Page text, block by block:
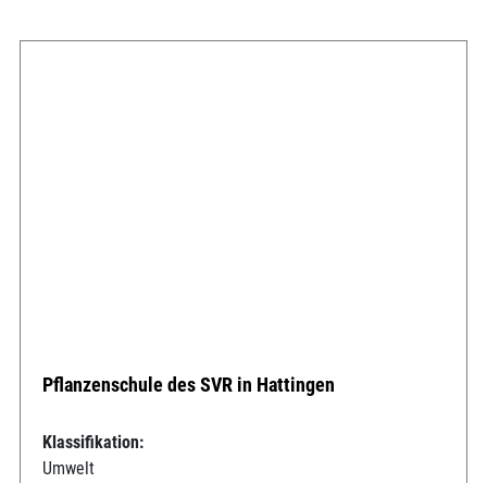
Pflanzenschule des SVR in Hattingen
Klassifikation:
Umwelt